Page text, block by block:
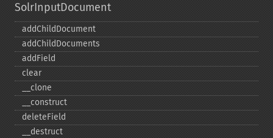
SolrInputDocument
addChildDocument
addChildDocuments
addField
clear
_​_​clone
_​_​construct
deleteField
_​_​destruct